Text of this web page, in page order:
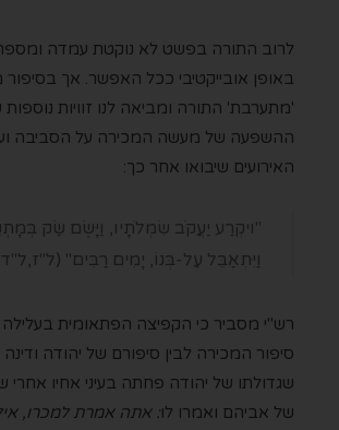
לרוב התורה בפשט לא נוקטת עמדה
באופן אובייקטיבי ככל האפשר. אך בסיפור
'מתערבת' התורה ומביאה לנו זוויות
ההשפעה של מעשה המכירה על הסביבה
האירועים שיבואו אחר כך:
"ויקְרַע יַעֲקֹב שִׂמְלֹתָיו, וַיָּשֶׂם שַׂק
וַיִּתְאַבֵּל עַל-בְּנוֹ, יָמִים רַבִּים"
רש"י מסביר כי הקפיצה הפתאומית
סיפור המכירה לבין סיפורם של יהודה
שגדולתו של יהודה פחתה בעיני אחיו
של אביהם ואמרו לו: אתה אמרת למכרו,